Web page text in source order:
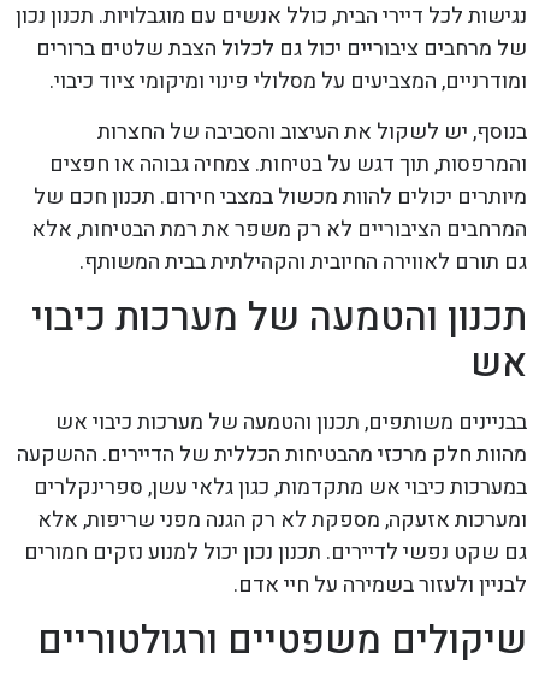
נגישות לכל דיירי הבית, כולל אנשים עם מוגבלויות. תכנון נכון
של מרחבים ציבוריים יכול גם לכלול הצבת שלטים ברורים
ומודרניים, המצביעים על מסלולי פינוי ומיקומי ציוד כיבוי.
בנוסף, יש לשקול את העיצוב והסביבה של החצרות
והמרפסות, תוך דגש על בטיחות. צמחיה גבוהה או חפצים
מיותרים יכולים להוות מכשול במצבי חירום. תכנון חכם של
המרחבים הציבוריים לא רק משפר את רמת הבטיחות, אלא
גם תורם לאווירה החיובית והקהילתית בבית המשותף.
תכנון והטמעה של מערכות כיבוי
אש
בבניינים משותפים, תכנון והטמעה של מערכות כיבוי אש
מהוות חלק מרכזי מהבטיחות הכללית של הדיירים. ההשקעה
במערכות כיבוי אש מתקדמות, כגון גלאי עשן, ספרינקלרים
ומערכות אזעקה, מספקת לא רק הגנה מפני שריפות, אלא
גם שקט נפשי לדיירים. תכנון נכון יכול למנוע נזקים חמורים
לבניין ולעזור בשמירה על חיי אדם.
שיקולים משפטיים ורגולטוריים